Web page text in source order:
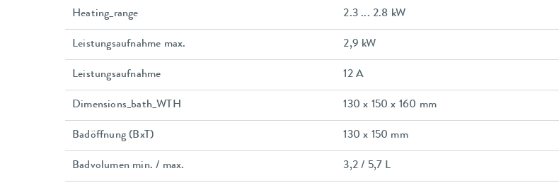
Heating_range 2.3 ... 2.8 kW
Leistungsaufnahme max. 2,9 kW
Leistungsaufnahme 12 A
Dimensions_bath_WTH 130 x 150 x 160 mm
Badöffnung (BxT) 130 x 150 mm
Badvolumen min. / max. 3,2 / 5,7 L